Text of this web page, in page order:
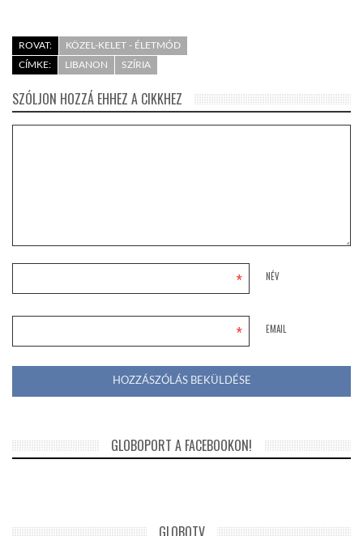
ROVAT:
KÖZEL-KELET - ÉLETMÓD
CÍMKE:
LIBANON SZÍRIA
SZÓLJON HOZZÁ EHHEZ A CIKKHEZ
NÉV
*
EMAIL
*
GLOBOPORT A FACEBOOKON!
GLOBOTV